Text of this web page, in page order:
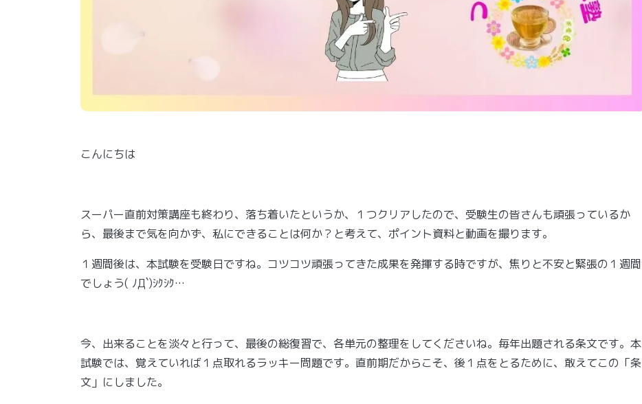
こんにちは
スーパー直前対策講座も終わり、落ち着いたというか、１つクリアしたので、受験生の皆さんも頑張っているか
ら、最後まで気を向かず、私にできることは何か？と考えて、ポイント資料と動画を撮ります。
１週間後は、本試験を受験日ですね。コツコツ頑張ってきた成果を発揮する時ですが、焦りと不安と緊張の１週間
でしょう( ﾉД`)ｼｸｼｸ…
今、出来ることを淡々と行って、最後の総復習で、各単元の整理をしてくださいね。毎年出題される条文です。本
試験では、覚えていれば１点取れるラッキー問題です。直前期だからこそ、後１点をとるために、敢えてこの「条
文」にしました。